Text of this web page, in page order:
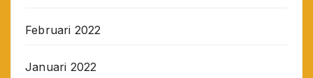
Februari 2022
Januari 2022